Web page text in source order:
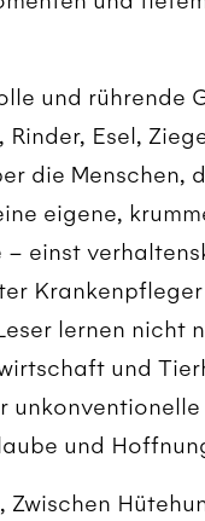
und rührende
Esel,
die Menschen,
eigene,
– einst
lernen nicht
und
unkonventionelle
und
Zwischen